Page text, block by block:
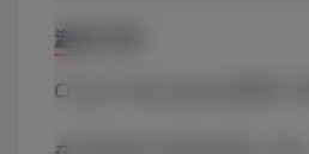
游戏介绍
Crysis 2 Remastered重现了